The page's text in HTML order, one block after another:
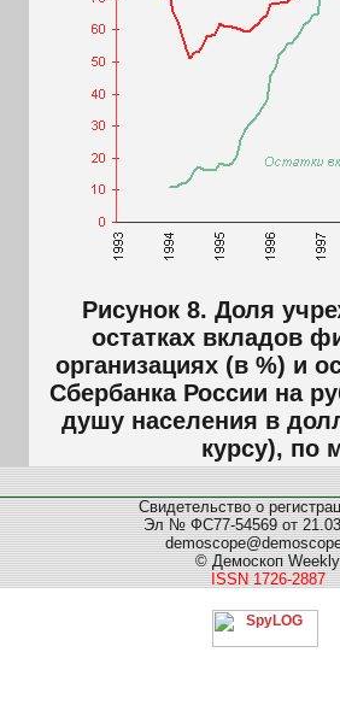
Рисунок 8. Доля
остатках вкладов
организациях (в %) и
Сбербанка России на
душу населения в
курсу), по
Свидетельство о
Эл № ФС77-54569 от
© Демоскоп Weekly
ISSN 1726-2887